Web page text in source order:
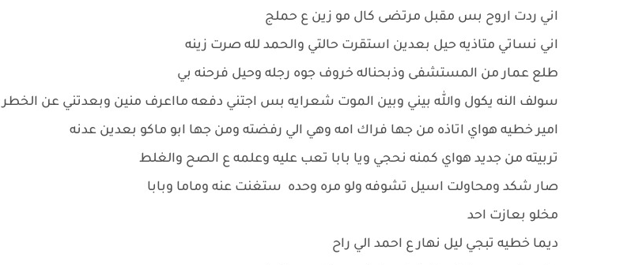
اني ردت اروح بس مقبل مرتضى كال مو زين ع حملج
اني نساتي متاذيه حيل بعدين استقرت حالتي والحمد لله صرت زينه
طلع عمار من المستشفى وذبحناله خروف جوه رجله وحيل فرحنه بي
سولف النه يكول والله بيني وبين الموت شعرايه بس اجتني دفعه مااعرف منين وبعدتني عن الخطر
امير خطيه هواي اتاذه من جها فراك امه وهي الي رفضته ومن جها ابو ماكو بعدين عدنه
تربيته من جديد هواي كمنه نحجي ويا بابا تعب عليه وعلمه ع الصح والغلط
صار شكد ومحاولت اسيل تشوفه ولو مره وحده ستغنت عنه وماما وبابا
مخلو بعازت احد
ديما خطيه تبجي ليل نهار ع احمد الي راح